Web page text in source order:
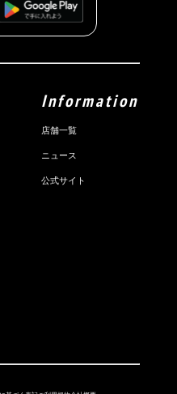
Information
店舗一覧
ニュース
公式サイト